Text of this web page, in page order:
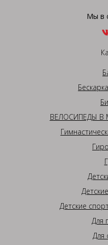
Мы в
ВЕЛОСИПЕДЫ В
Детские
Для
Для